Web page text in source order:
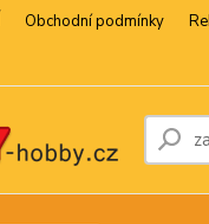
Obchodní podmínky